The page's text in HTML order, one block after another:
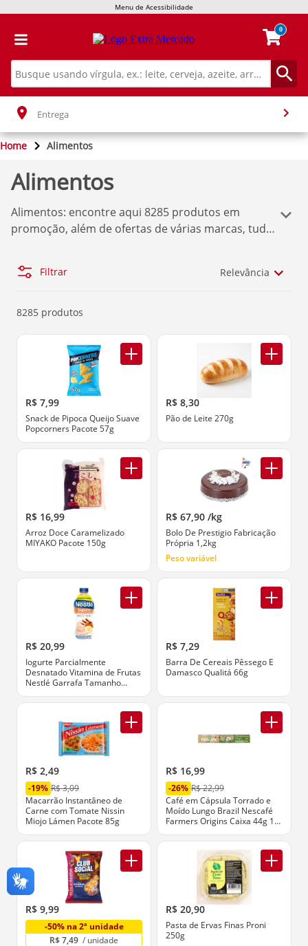
Menu de Acessibilidade
0
Entrega
Home Alimentos
Alimentos
Alimentos: encontre aqui 8285 produtos em
promoção, além de ofertas de várias marcas, tudo
cabeça! Temos aqui a melhor seleção de produtos
Extra Mercado
. Se você quer comprar os produtos
abaixo.
Filtrar Relevância
8285 produtos
R$ 7,99
Snack de Pipoca Queijo Suave
Popcorners Pacote 57g
R$ 8,30
Pão de Leite 270g
R$ 16,99
Arroz Doce Caramelizado
MIYAKO Pacote 150g
R$ 67,90 /kg
Bolo De Prestigio Fabricação
Própria 1,2kg
Peso variável
R$ 20,99
Iogurte Parcialmente
Desnatado Vitamina de Frutas
Nestlé Garrafa Tamanho
R$ 7,29
Barra De Cereais Pêssego E
Damasco Qualitá 66g
R$ 2,49
-19% R$ 3,09
Macarrão Instantâneo de
Carne com Tomate Nissin
Miojo Lámen Pacote 85g
R$ 16,99
-26% R$ 22,99
Café em Cápsula Torrado e
Moído Lungo Brazil Nescafé
Farmers Origins Caixa 44g 10
R$ 9,99
-50% na 2ª unidade
R$ 7,49 / unidade
R$ 20,90
Pasta de Ervas Finas Proni
250g